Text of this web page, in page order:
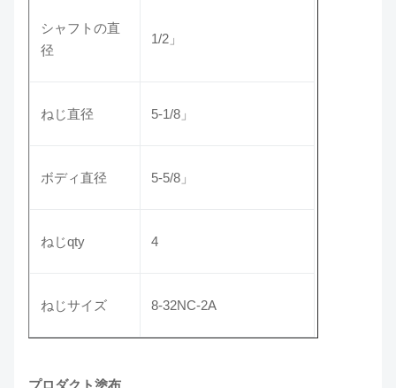
シャフトの直
径
1/2」
ねじ直径 5-1/8」
ボディ直径 5-5/8」
ねじqty 4
ねじサイズ 8-32NC-2A
プロダクト塗布